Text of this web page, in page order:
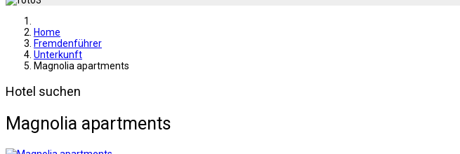
Home
Fremdenführer
Unterkunft
Magnolia apartments
Hotel suchen
Magnolia apartments